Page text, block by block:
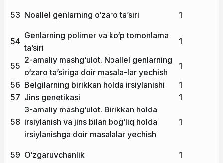
53 Noallel genlarning o‘zaro ta’siri 1
54
Genlarning polimer va ko‘p tomonlama
ta’siri
1
55
2-amaliy mashg‘ulot. Noallel genlarning
o‘zaro ta’siriga doir masala-lar yechish
1
56 Belgilarning birikkan holda irsiylanishi
1
57 Jins genetikasi 1
58
3-amaliy mashg‘ulot. Birikkan holda
irsiylanish va jins bilan bog‘liq holda
irsiylanishga doir masalalar yechish
1
59 O‘zgaruvchanlik 1